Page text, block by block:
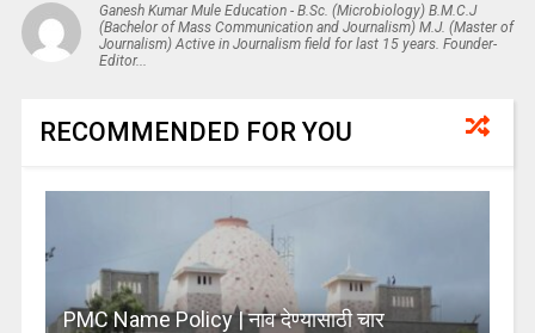
Ganesh Kumar Mule Education - B.Sc. (Microbiology) B.M.C.J
(Bachelor of Mass Communication and Journalism) M.J. (Master of
Journalism) Active in Journalism field for last 15 years. Founder-
Editor...
RECOMMENDED FOR YOU
PMC Name Policy | नाव देण्यासाठी चार